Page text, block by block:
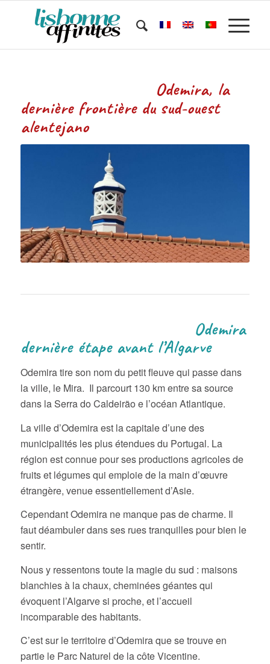
Odemira, la
dernière frontière du sud-ouest
alentejano
Odemira
dernière étape avant l’Algarve
Odemira tire son nom du petit fleuve qui passe dans
la ville, le Mira. Il parcourt 130 km entre sa source
dans la Serra do Caldeirão e l’océan Atlantique.
La ville d’Odemira est la capitale d’une des
municipalités les plus étendues du Portugal. La
région est connue pour ses productions agricoles de
fruits et légumes qui emploie de la main d’œuvre
étrangère, venue essentiellement d’Asie.
Cependant Odemira ne manque pas de charme. Il
faut déambuler dans ses rues tranquilles pour bien le
sentir.
Nous y ressentons toute la magie du sud : maisons
blanchies à la chaux, cheminées géantes qui
évoquent l’Algarve si proche, et l’accueil
incomparable des habitants.
C’est sur le territoire d’Odemira que se trouve en
partie le Parc Naturel de la côte Vicentine.